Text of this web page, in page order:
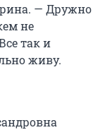
— Дружно
не
так и
живу.